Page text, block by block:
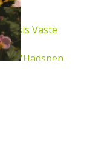
Vaste
'Hadspen